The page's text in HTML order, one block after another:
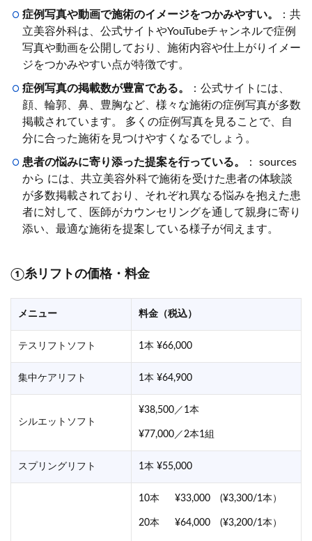
症例写真や動画で施術のイメージをつかみやすい。
：共
立美容外科は、公式サイトやYouTubeチャンネルで症例
写真や動画を公開しており、施術内容や仕上がりイメー
ジをつかみやすい点が特徴です。
症例写真の掲載数が豊富である。
：公式サイトには、
顔、輪郭、鼻、豊胸など、様々な施術の症例写真が多数
掲載されています。 多くの症例写真を見ることで、自
分に合った施術を見つけやすくなるでしょう。
患者の悩みに寄り添った提案を行っている。
： sources
から には、共立美容外科で施術を受けた患者の体験談
が多数掲載されており、それぞれ異なる悩みを抱えた患
者に対して、医師がカウンセリングを通して親身に寄り
添い、最適な施術を提案している様子が伺えます。
①糸リフトの価格・料金
メニュー 料金（税込）
テスリフトソフト 1本 ¥66,000
集中ケアリフト 1本 ¥64,900
シルエットソフト
¥38,500／1本
¥77,000／2本1組
スプリングリフト 1本 ¥55,000
10本 ¥33,000 (¥3,300/1本）
20本 ¥64,000 (¥3,200/1本）